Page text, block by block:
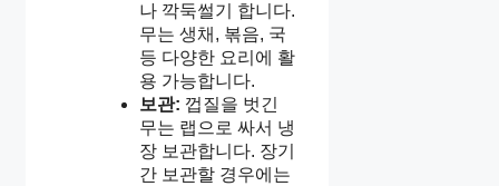
나 깍둑썰기 합니다.
무는 생채, 볶음, 국
등 다양한 요리에 활
용 가능합니다.
보관: 껍질을 벗긴
무는 랩으로 싸서 냉
장 보관합니다. 장기
간 보관할 경우에는